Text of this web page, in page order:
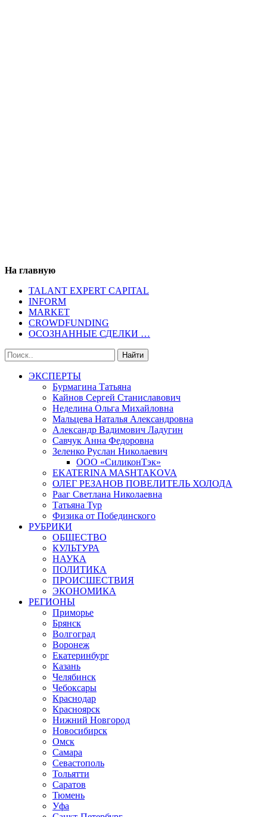
На главную
TALANT EXPERT CAPITAL
INFORM
MARKET
CROWDFUNDING
ОСОЗНАННЫЕ СДЕЛКИ …
ЭКСПЕРТЫ
Бурмагина Татьяна
Кайнов Сергей Станиславович
Неделина Ольга Михайловна
Мальцева Наталья Александровна
Александр Вадимович Ладугин
Савчук Анна Федоровна
Зеленко Руслан Николаевич
ООО «СиликонТэк»
EKATERINA MASHTAKOVA
ОЛЕГ РЕЗАНОВ ПОВЕЛИТЕЛЬ ХОЛОДА
Рааг Светлана Николаевна
Татьяна Тур
Физика от Побединского
РУБРИКИ
ОБЩЕСТВО
КУЛЬТУРА
НАУКА
ПОЛИТИКА
ПРОИСШЕСТВИЯ
ЭКОНОМИКА
РЕГИОНЫ
Приморье
Брянск
Волгоград
Воронеж
Екатеринбург
Казань
Челябинск
Чебоксары
Краснодар
Красноярск
Нижний Новгород
Новосибирск
Омск
Самара
Севастополь
Тольятти
Саратов
Тюмень
Уфа